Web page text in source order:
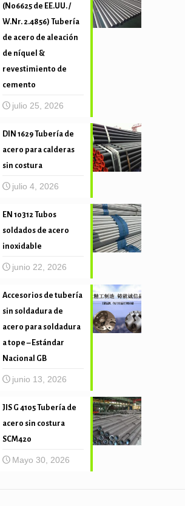
(N06625 de EE.UU. /
W.Nr. 2.4856) Tubería
de acero de aleación
de níquel &
revestimiento de
cemento
julio 25, 2026
DIN 1629 Tubería de
acero para calderas
sin costura
julio 4, 2026
EN 10312 Tubos
soldados de acero
inoxidable
junio 22, 2026
Accesorios de tubería
sin soldadura de
acero para soldadura
a tope – Estándar
Nacional GB
junio 13, 2026
JIS G 4105 Tubería de
acero sin costura
SCM420
Mayo 30, 2026